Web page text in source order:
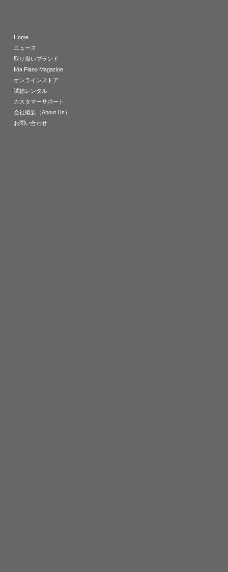
Home
ニュース
取り扱いブランド
Iida Piano Magazine
オンラインストア
試聴レンタル
カスタマーサポート
会社概要（About Us）
お問い合わせ